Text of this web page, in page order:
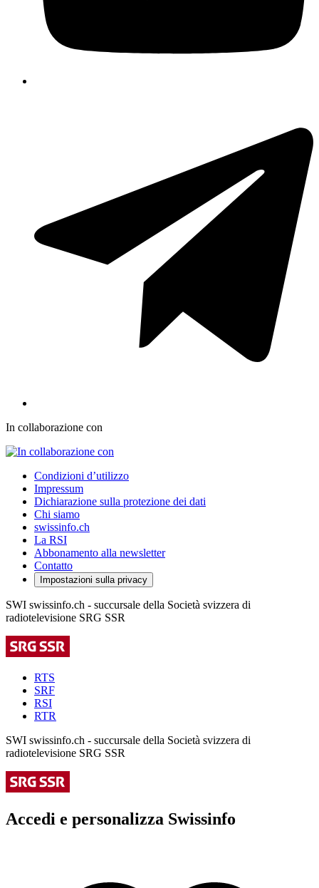
In collaborazione con
Condizioni d’utilizzo
Impressum
Dichiarazione sulla protezione dei dati
Chi siamo
swissinfo.ch
La RSI
Abbonamento alla newsletter
Contatto
Impostazioni sulla privacy
SWI swissinfo.ch - succursale della Società svizzera di
radiotelevisione SRG SSR
RTS
SRF
RSI
RTR
SWI swissinfo.ch - succursale della Società svizzera di
radiotelevisione SRG SSR
Accedi e personalizza Swissinfo